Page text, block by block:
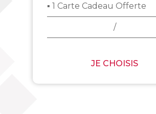
▪ 1 Carte Cadeau Offerte
/
JE CHOISIS